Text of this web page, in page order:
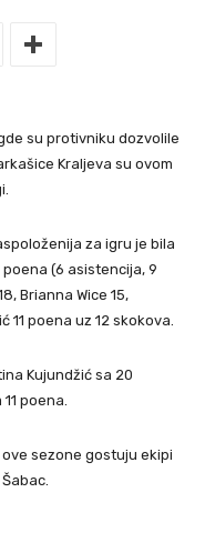
su protivniku dozvolile
Kraljeva su ovom
za igru je bila
(6 asistencija, 9
Brianna Wice 15,
11 poena uz 12 skokova.
Kujundžić sa 20
poena.
sezone gostuju ekipi